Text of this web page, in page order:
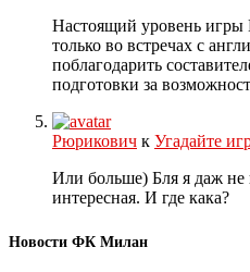
Настоящий уровень
только во встречах с
поблагодарить
подготовки за
Рюрикович к Угадайте
Или больше) Бля я даж не
интересная. И где кака?
Новости ФК Милан